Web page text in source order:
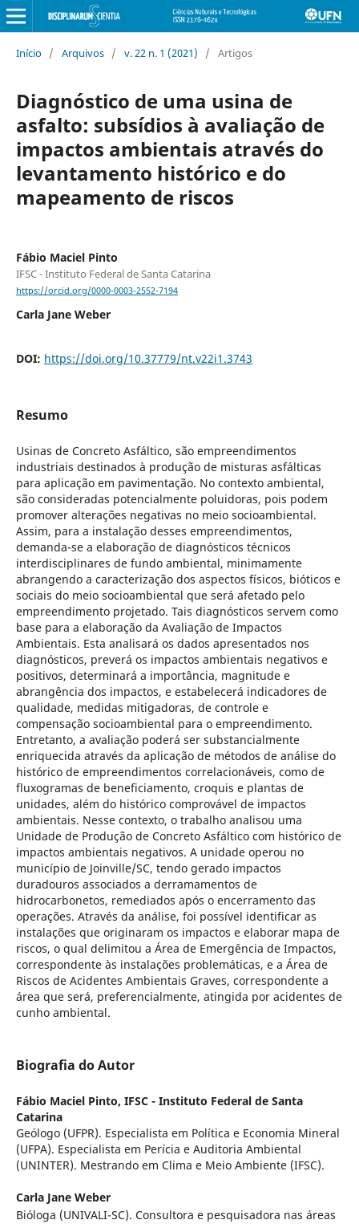
Início / Arquivos / v. 22 n. 1 (2021) / Artigos
Diagnóstico de uma usina de
asfalto: subsídios à avaliação de
impactos ambientais através do
levantamento histórico e do
mapeamento de riscos
Fábio Maciel Pinto
IFSC - Instituto Federal de Santa Catarina
https://orcid.org/0000-0003-2552-7194
Carla Jane Weber
DOI: https://doi.org/10.37779/nt.v22i1.3743
Resumo
Usinas de Concreto Asfáltico, são empreendimentos
industriais destinados à produção de misturas asfálticas
para aplicação em pavimentação. No contexto ambiental,
são consideradas potencialmente poluidoras, pois podem
promover alterações negativas no meio socioambiental.
Assim, para a instalação desses empreendimentos,
demanda-se a elaboração de diagnósticos técnicos
interdisciplinares de fundo ambiental, minimamente
abrangendo a caracterização dos aspectos físicos, bióticos e
sociais do meio socioambiental que será afetado pelo
empreendimento projetado. Tais diagnósticos servem como
base para a elaboração da Avaliação de Impactos
Ambientais. Esta analisará os dados apresentados nos
diagnósticos, preverá os impactos ambientais negativos e
positivos, determinará a importância, magnitude e
abrangência dos impactos, e estabelecerá indicadores de
qualidade, medidas mitigadoras, de controle e
compensação socioambiental para o empreendimento.
Entretanto, a avaliação poderá ser substancialmente
enriquecida através da aplicação de métodos de análise do
histórico de empreendimentos correlacionáveis, como de
fluxogramas de beneficiamento, croquis e plantas de
unidades, além do histórico comprovável de impactos
ambientais. Nesse contexto, o trabalho analisou uma
Unidade de Produção de Concreto Asfáltico com histórico de
impactos ambientais negativos. A unidade operou no
município de Joinville/SC, tendo gerado impactos
duradouros associados a derramamentos de
hidrocarbonetos, remediados após o encerramento das
operações. Através da análise, foi possível identificar as
instalações que originaram os impactos e elaborar mapa de
riscos, o qual delimitou a Área de Emergência de Impactos,
correspondente às instalações problemáticas, e a Área de
Riscos de Acidentes Ambientais Graves, correspondente a
área que será, preferencialmente, atingida por acidentes de
cunho ambiental.
Biografia do Autor
Fábio Maciel Pinto, IFSC - Instituto Federal de Santa
Catarina
Geólogo (UFPR). Especialista em Política e Economia Mineral
(UFPA). Especialista em Perícia e Auditoria Ambiental
(UNINTER). Mestrando em Clima e Meio Ambiente (IFSC).
Carla Jane Weber
Bióloga (UNIVALI-SC). Consultora e pesquisadora nas áreas